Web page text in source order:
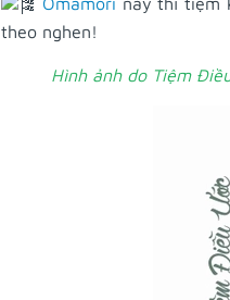
theo nghen!
Hình ảnh do Tiệm